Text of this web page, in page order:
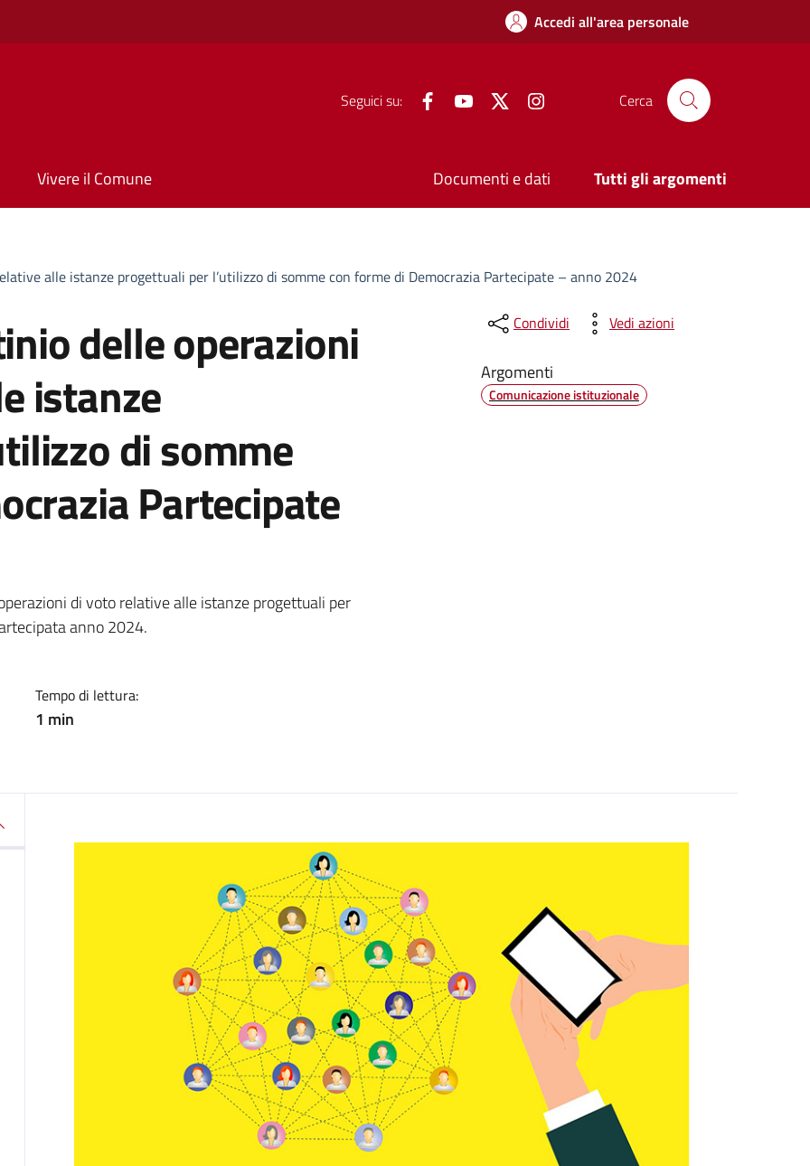
Accedi all'area personale
Seguici su: FacebookYouTube Twitter Cerca
Vivere il Comune Documenti e dati Tutti gli argomenti
alle istanze progettuali per l’utilizzo di somme con forme di Democrazia Partecipate – anno 2024
delle operazioni
istanze
di somme
Partecipate
di voto relative alle istanze progettuali per
anno 2024.
Tempo di lettura:
1 min
Condividi Vedi azioni
Argomenti
Comunicazione istituzionale